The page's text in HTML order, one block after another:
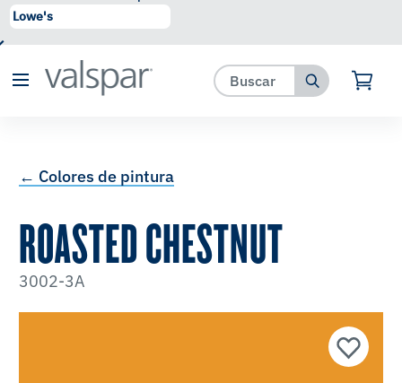
se ha agregado a favoritos.
← Colores de pintura
ROASTED CHESTNUT
3002-3A